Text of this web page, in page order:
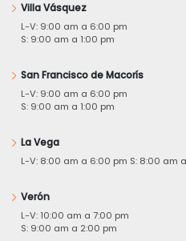
Villa Vásquez
L-V: 9:00 am a 6:00 pm
S: 9:00 am a 1:00 pm
San Francisco de Macorís
L-V: 9:00 am a 6:00 pm
S: 9:00 am a 1:00 pm
La Vega
L-V: 8:00 am a 6:00 pm S: 8:00 am
Verón
L-V: 10:00 am a 7:00 pm
S: 9:00 am a 2:00 pm